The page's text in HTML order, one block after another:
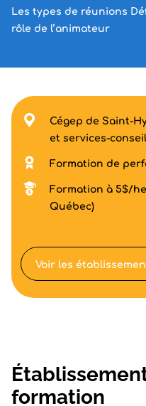
Les types de réunions
rôle de l’animateur
Cégep de Saint-
et services-
Formation de
Formation à 5$/
Québec)
Voir les
formation